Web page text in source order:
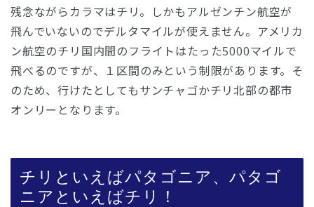
残念ながらカラマはチリ。しかもアルゼンチン航空が
飛んでいないのでデルタマイルが使えません。アメリカ
ン航空のチリ国内間のフライトはたった5000マイルで
飛べるのですが、１区間のみという制限があります。そ
のため、行けたとしてもサンチャゴかチリ北部の都市
オンリーとなります。
チリといえばパタゴニア、パタゴ
ニアといえばチリ！